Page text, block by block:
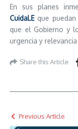
En sus planes
CuidaLEque puedan
que el Gobierno y
urgencia y
Share this Article
Previous Article